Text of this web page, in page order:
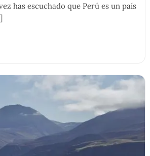
has escuchado que Perú es un país